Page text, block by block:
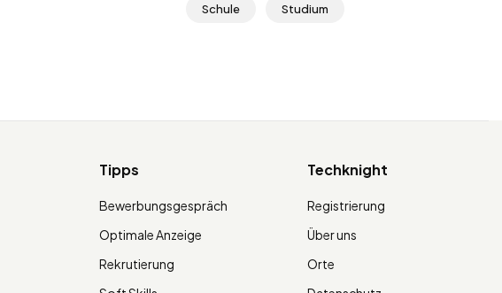
Schule Studium
Tipps
Bewerbungsgespräch
Optimale Anzeige
Rekrutierung
Techknight
Registrierung
Über uns
Orte